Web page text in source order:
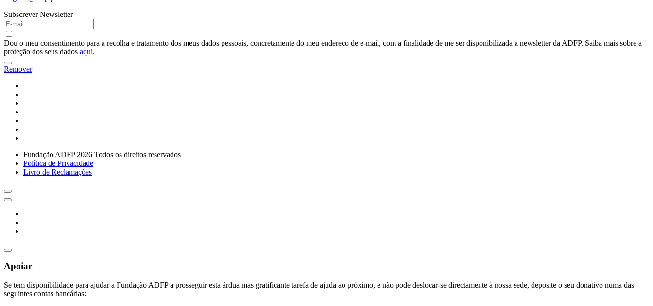
Subscrever Newsletter
Dou o meu consentimento para a recolha e tratamento dos meus dados pessoais, concretamente do meu endereço de e-mail, com a finalidade de me ser disponibilizada a newsletter da ADFP. Saiba mais sobre a
proteção dos seus dados aqui.
Remover
Fundação ADFP 2026 Todos os direitos reservados
Política de Privacidade
Livro de Reclamações
Apoiar
Se tem disponibilidade para ajudar a Fundação ADFP a prosseguir esta árdua mas gratificante tarefa de ajuda ao próximo, e não pode deslocar-se directamente à nossa sede, deposite o seu donativo numa das
seguintes contas bancárias: